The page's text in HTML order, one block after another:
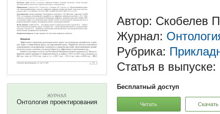
ЖУРНАЛ
Онтология проектирования
Автор: Скобелев
Журнал:
Рубрика:
Статья в выпуске:
Бесплатный доступ
Читать Скачать